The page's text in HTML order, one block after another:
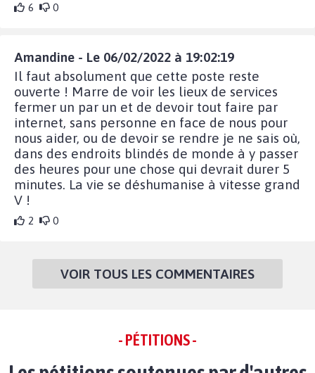
6 0
Amandine - Le 06/02/2022 à 19:02:19
Il faut absolument que cette poste reste
ouverte ! Marre de voir les lieux de services
fermer un par un et de devoir tout faire par
internet, sans personne en face de nous pour
nous aider, ou de devoir se rendre je ne sais où,
dans des endroits blindés de monde à y passer
des heures pour une chose qui devrait durer 5
minutes. La vie se déshumanise à vitesse grand
V !
2 0
VOIR TOUS LES COMMENTAIRES
- PÉTITIONS -